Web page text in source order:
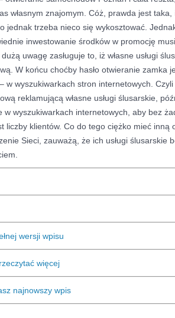
własnym znajomym. Cóż, prawda jest
jednak trzeba nieco się wykosztować.
inwestowanie środków w promocję
uwagę zasługuje to, iż własne usługi
W końcu choćby hasło otwieranie zamka
w wyszukiwarkach stron internetowych.
reklamującą własne usługi ślusarskie,
w wyszukiwarkach internetowych, aby bez
liczby klientów. Co do tego ciężko mieć inną
Sieci, zauważą, że ich usługi ślusarskie
wersji wpisu
więcej
najnowszy wpis